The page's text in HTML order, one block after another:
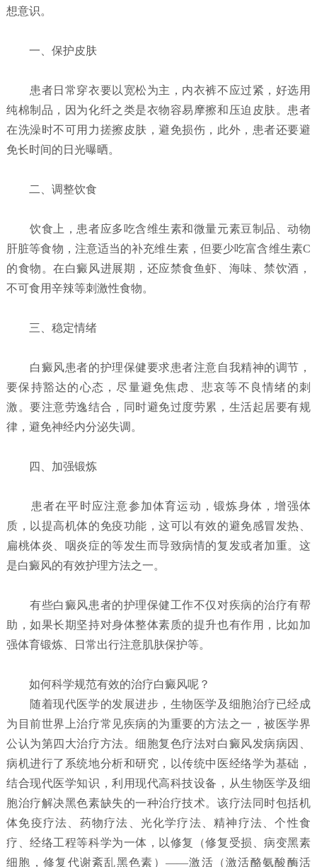
想意识。
一、保护皮肤
患者日常穿衣要以宽松为主，内衣裤不应过紧，好选用
纯棉制品，因为化纤之类是衣物容易摩擦和压迫皮肤。患者
在洗澡时不可用力搓擦皮肤，避免损伤，此外，患者还要避
免长时间的日光曝晒。
二、调整饮食
饮食上，患者应多吃含维生素和微量元素豆制品、动物
肝脏等食物，注意适当的补充维生素，但要少吃富含维生素C
的食物。在白癜风进展期，还应禁食鱼虾、海味、禁饮酒，
不可食用辛辣等刺激性食物。
三、稳定情绪
白癜风患者的护理保健要求患者注意自我精神的调节，
要保持豁达的心态，尽量避免焦虑、悲哀等不良情绪的刺
激。要注意劳逸结合，同时避免过度劳累，生活起居要有规
律，避免神经内分泌失调。
四、加强锻炼
患者在平时应注意参加体育运动，锻炼身体，增强体
质，以提高机体的免疫功能，这可以有效的避免感冒发热、
扁桃体炎、咽炎症的等发生而导致病情的复发或者加重。这
是白癜风的有效护理方法之一。
有些白癜风患者的护理保健工作不仅对疾病的治疗有帮
助，如果长期坚持对身体整体素质的提升也有作用，比如加
强体育锻炼、日常出行注意肌肤保护等。
如何科学规范有效的治疗白癜风呢？
随着现代医学的发展进步，生物医学及细胞治疗已经成
为目前世界上治疗常见疾病的为重要的方法之一，被医学界
公认为第四大治疗方法。细胞复色疗法对白癜风发病病因、
病机进行了系统地分析和研究，以传统中医经络学为基础，
结合现代医学知识，利用现代高科技设备，从生物医学及细
胞治疗解决黑色素缺失的一种治疗技术。该疗法同时包括机
体免疫疗法、药物疗法、光化学疗法、精神疗法、个性食
疗、经络工程等科学为一体，以修复（修复受损、病变黑素
细胞，修复代谢紊乱黑色素）——激活（激活酪氨酸酶活